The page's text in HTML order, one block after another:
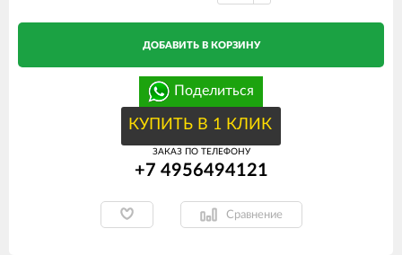
ДОБАВИТЬ В КОРЗИНУ
Поделиться
КУПИТЬ В 1 КЛИК
ЗАКАЗ ПО ТЕЛЕФОНУ
+7 4956494121
Сравнение